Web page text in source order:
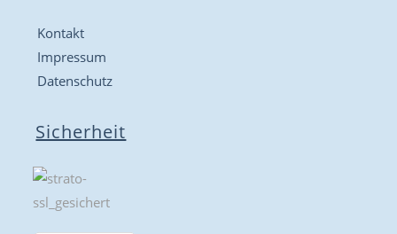
Kontakt
Impressum
Datenschutz
Sicherheit